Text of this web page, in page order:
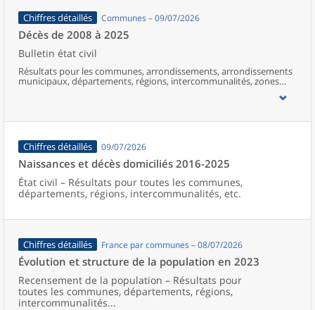
Chiffres détaillés Communes – 09/07/2026
Décès de 2008 à 2025
Bulletin état civil
Résultats pour les communes, arrondissements, arrondissements
municipaux, départements, régions, intercommunalités, zones
d’emploi, bassins de vie, unités urbaines et aires d’attraction des
Chiffres détaillés 09/07/2026
Naissances et décès domiciliés 2016-2025
État civil – Résultats pour toutes les communes,
départements, régions, intercommunalités, etc.
Chiffres détaillés France par communes – 08/07/2026
Évolution et structure de la population en 2023
Recensement de la population – Résultats pour
toutes les communes, départements, régions,
intercommunalités...